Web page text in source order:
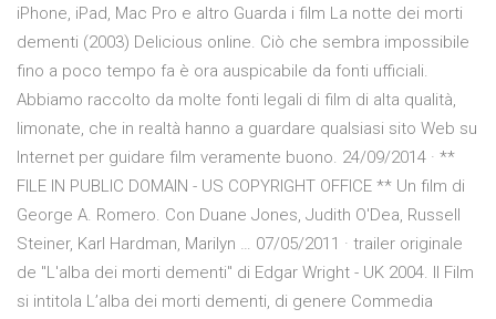
iPhone, iPad, Mac Pro e altro Guarda i film La notte dei morti
dementi (2003) Delicious online. Ciò che sembra impossibile
fino a poco tempo fa è ora auspicabile da fonti ufficiali.
Abbiamo raccolto da molte fonti legali di film di alta qualità,
limonate, che in realtà hanno a guardare qualsiasi sito Web su
Internet per guidare film veramente buono. 24/09/2014 · **
FILE IN PUBLIC DOMAIN - US COPYRIGHT OFFICE ** Un film di
George A. Romero. Con Duane Jones, Judith O'Dea, Russell
Steiner, Karl Hardman, Marilyn … 07/05/2011 · trailer originale
de "L'alba dei morti dementi" di Edgar Wright - UK 2004. Il Film
si intitola L’alba dei morti dementi, di genere Commedia